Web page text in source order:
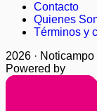
Contacto
Quienes
Términos y
2026 ·
Powered by